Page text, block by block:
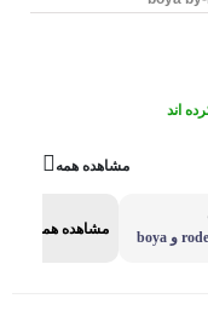
مشاهده همه
مشاهده همه